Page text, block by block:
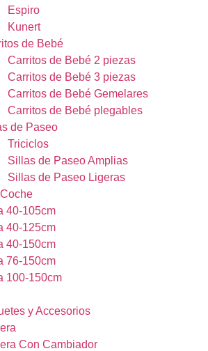
Espiro
Kunert
de Bebé
Carritos de Bebé 2 piezas
Carritos de Bebé 3 piezas
Carritos de Bebé Gemelares
Carritos de Bebé plegables
de Paseo
Triciclos
Sillas de Paseo Amplias
Sillas de Paseo Ligeras
40-105cm
40-125cm
40-150cm
76-150cm
100-150cm
y Accesorios
Con Cambiador